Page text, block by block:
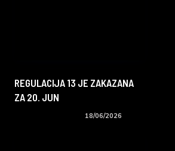
REGULACIJA 13 JE ZAKAZANA
ZA 20. JUN
18/06/2026